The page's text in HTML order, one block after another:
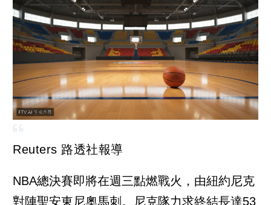
Reuters 路透社報導
NBA總決賽即將在週三點燃戰火，由紐約尼克
對陣聖安東尼奧馬刺。尼克隊力求終結長達53